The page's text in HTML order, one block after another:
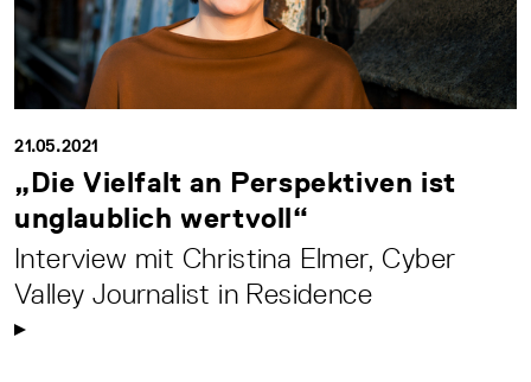
21.05.2021
„Die Vielfalt an Perspektiven ist
unglaublich wertvoll“
Interview mit Christina Elmer, Cyber
Valley Journalist in Residence